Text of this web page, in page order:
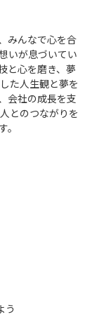
みんなで心を合
いが息づいてい
と心を磨き、夢
た人生観と夢を
会社の成長を支
とのつながりを
う